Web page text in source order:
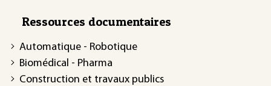
Ressources documentaires
Automatique - Robotique
Biomédical - Pharma
Construction et travaux publics